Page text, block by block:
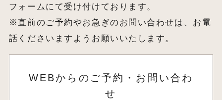
フォームにて受け付けております。
※直前のご予約やお急ぎのお問い合わせは、お電
話くださいますようお願いいたします。
WEBからのご予約・お問い合わ
せ